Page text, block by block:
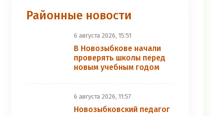
Районные новости
6 августа 2026, 15:51
В Новозыбкове начали
проверять школы перед
новым учебным годом
6 августа 2026, 11:57
Новозыбковский педагог